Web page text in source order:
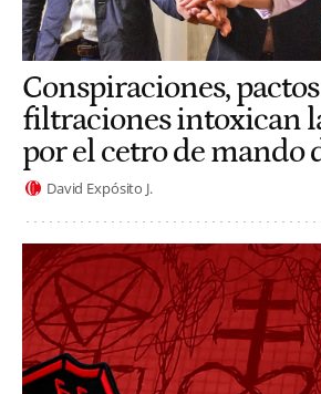
Conspiraciones,
filtraciones intoxican
por el cetro de mando
David Expósito J.